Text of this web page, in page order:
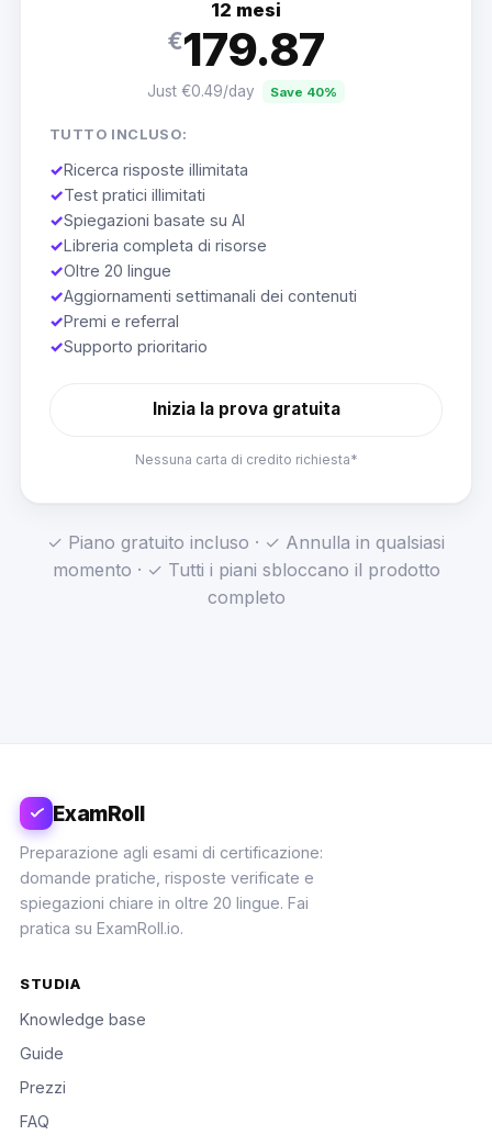
12 mesi
€179.87
Just €0.49/day Save 40%
TUTTO INCLUSO:
✓Ricerca risposte illimitata
✓Test pratici illimitati
✓Spiegazioni basate su AI
✓Libreria completa di risorse
✓Oltre 20 lingue
✓Aggiornamenti settimanali dei contenuti
✓Premi e referral
✓Supporto prioritario
Inizia la prova gratuita
Nessuna carta di credito richiesta*
✓ Piano gratuito incluso · ✓ Annulla in qualsiasi
momento · ✓ Tutti i piani sbloccano il prodotto
completo
ExamRoll
Preparazione agli esami di certificazione:
domande pratiche, risposte verificate e
spiegazioni chiare in oltre 20 lingue. Fai
pratica su ExamRoll.io.
STUDIA
Knowledge base
Guide
Prezzi
FAQ